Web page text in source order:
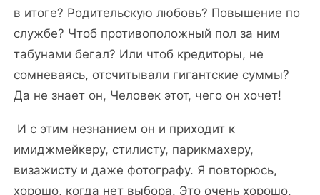
в итоге? Родительскую любовь? Повышение по
службе? Чтоб противоположный пол за ним
табунами бегал? Или чтоб кредиторы, не
сомневаясь, отсчитывали гигантские суммы?
Да не знает он, Человек этот, чего он хочет!
И с этим незнанием он и приходит к
имиджмейкеру, стилисту, парикмахеру,
визажисту и даже фотографу. Я повторюсь,
хорошо, когда нет выбора. Это очень хорошо.